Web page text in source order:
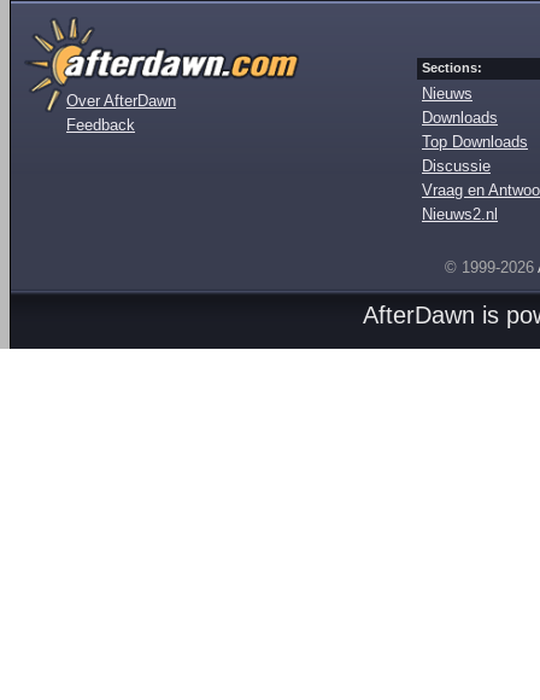
Over AfterDawn
Feedback
Sections:
Nieuws
Downloads
Top Downloads
Discussie
Vraag en
Nieuws2.nl
© 1999-2026
AfterDawn is